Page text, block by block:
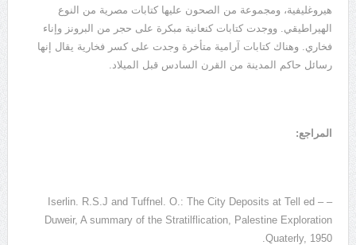
هيروغليفية، ومجموعة من الصحون عليها كتابات مصرية من النوع
الهيراطيقي. ووجدت كتابات كنعانية مبكرة على حجر من البرونز وإناء
فخاري. وهناك كتابات آرامية متأخرة وجدت على كسر فخارية يقال إنها
رسائل حاكم المدينة من القرن السادس قبل الميلاد.
المراجع:
– Iserlin. R.S.J and Tuffnel. O.: The City Deposits at Tell ed –
Duweir, A summary of the Stratilflication, Palestine Exploration
Quaterly, 1950.